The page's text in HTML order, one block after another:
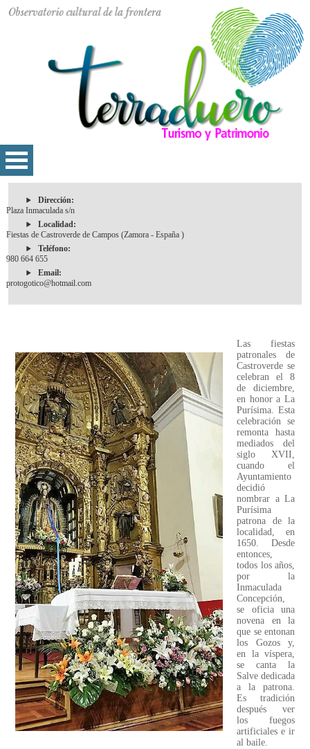
Dirección:
Plaza Inmaculada s/n
Localidad:
Fiestas de Castroverde de Campos (Zamora - España )
Teléfono:
980 664 655
Email:
protogotico@hotmail.com
Las fiestas
patronales de
Castroverde se
celebran el 8
de diciembre,
en honor a La
Purísima. Esta
celebración se
remonta hasta
mediados del
siglo XVII,
cuando el
Ayuntamiento
decidió
nombrar a La
Purísima
patrona de la
localidad, en
1650. Desde
entonces,
todos los años,
por la
Inmaculada
Concepción,
se oficia una
novena en la
que se entonan
los Gozos y,
en la víspera,
se canta la
Salve dedicada
a la patrona.
Es tradición
después ver
los fuegos
artificiales e ir
al baile.